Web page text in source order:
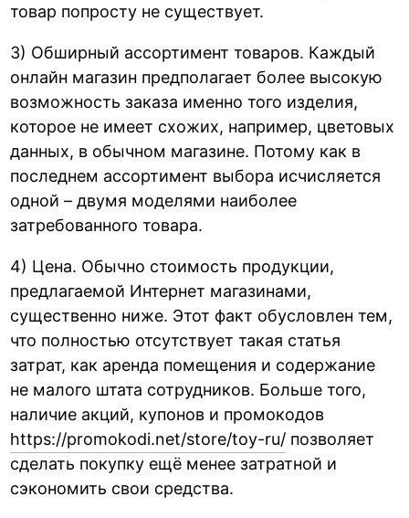
товар попросту не существует.
3) Обширный ассортимент товаров. Каждый
онлайн магазин предполагает более высокую
возможность заказа именно того изделия,
которое не имеет схожих, например, цветовых
данных, в обычном магазине. Потому как в
последнем ассортимент выбора исчисляется
одной – двумя моделями наиболее
затребованного товара.
4) Цена. Обычно стоимость продукции,
предлагаемой Интернет магазинами,
существенно ниже. Этот факт обусловлен тем,
что полностью отсутствует такая статья
затрат, как аренда помещения и содержание
не малого штата сотрудников. Больше того,
наличие акций, купонов и промокодов
https://promokodi.net/store/toy-ru/ позволяет
сделать покупку ещё менее затратной и
сэкономить свои средства.